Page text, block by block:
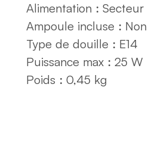
Alimentation : Secteur
Ampoule incluse : Non
Type de douille : E14
Puissance max : 25 W
Poids : 0,45 kg